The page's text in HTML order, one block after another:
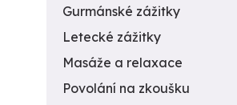
Gurmánské zážitky
Letecké zážitky
Masáže a relaxace
Povolání na zkoušku